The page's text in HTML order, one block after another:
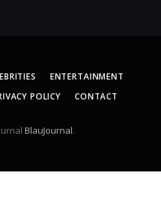
ENTERTAINMENT
POLICY CONTACT
BlauJournal.